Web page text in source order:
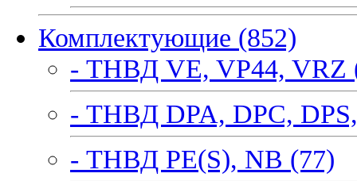
Комплектующие (852)
- ТНВД VE, VP44, VRZ
- ТНВД DPA, DPC,
- ТНВД PE(S), NB (77)